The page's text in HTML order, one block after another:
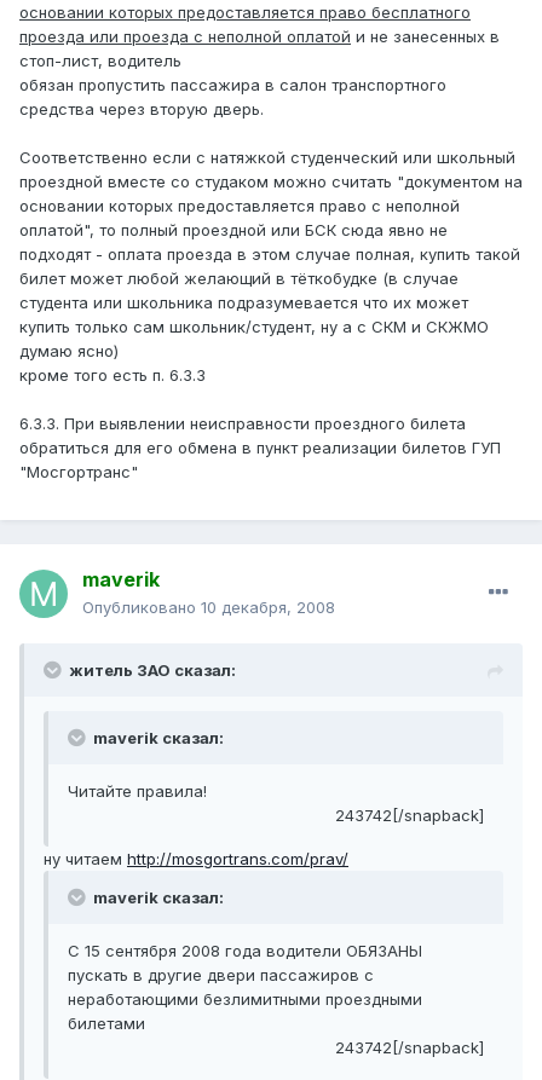
основании которых предоставляется право бесплатного
проезда или проезда с неполной оплатой и не занесенных в
стоп-лист, водитель
обязан пропустить пассажира в салон транспортного
средства через вторую дверь.
Соответственно если с натяжкой студенческий или школьный
проездной вместе со студаком можно считать "документом на
основании которых предоставляется право с неполной
оплатой", то полный проездной или БСК сюда явно не
подходят - оплата проезда в этом случае полная, купить такой
билет может любой желающий в тёткобудке (в случае
студента или школьника подразумевается что их может
купить только сам школьник/студент, ну а с СКМ и СКЖМО
думаю ясно)
кроме того есть п. 6.3.3
6.3.3. При выявлении неисправности проездного билета
обратиться для его обмена в пункт реализации билетов ГУП
"Мосгортранс"
maverik
Опубликовано 10 декабря, 2008
житель ЗАО сказал:
maverik сказал:
Читайте правила!
243742[/snapback]
ну читаем http://mosgortrans.com/prav/
maverik сказал:
С 15 сентября 2008 года водители ОБЯЗАНЫ
пускать в другие двери пассажиров с
неработающими безлимитными проездными
билетами
243742[/snapback]